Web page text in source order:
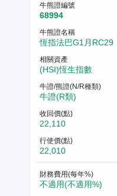
牛熊證編號
68994
牛熊證名稱
恆指法巴G1月RC29
相關資產
(HSI)恆生指數
牛證/熊證(N/R種類)
牛證(R類)
收回價(點)
22,110
行使價(點)
22,010
財務費用(每年%)
不適用(不適用%)